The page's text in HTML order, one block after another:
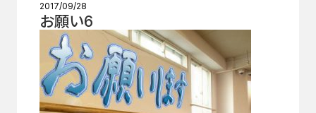
2017/09/28
お願い6